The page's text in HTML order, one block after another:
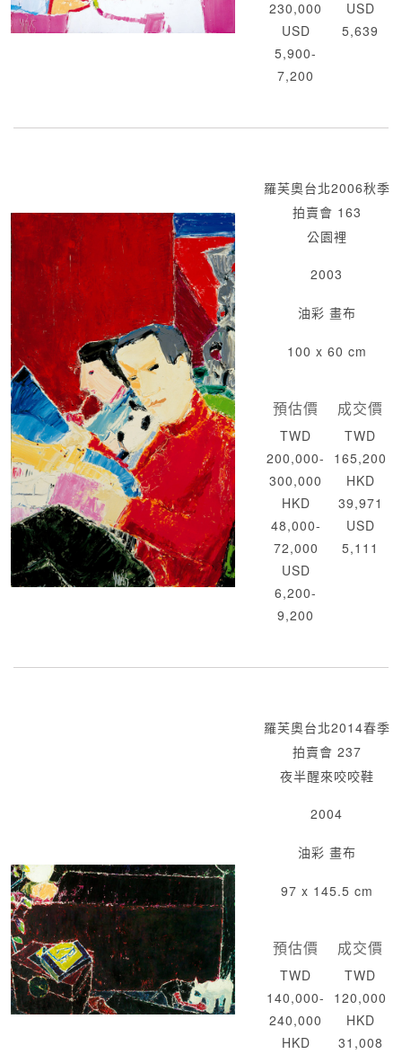
230,000
USD
5,900-
7,200
USD
5,639
羅芙奧台北2006秋季
拍賣會 163
公園裡
2003
油彩 畫布
100 x 60 cm
預估價
TWD
200,000-
300,000
HKD
48,000-
72,000
USD
6,200-
9,200
成交價
TWD
165,200
HKD
39,971
USD
5,111
羅芙奧台北2014春季
拍賣會 237
夜半醒來咬咬鞋
2004
油彩 畫布
97 x 145.5 cm
預估價
TWD
140,000-
240,000
HKD
成交價
TWD
120,000
HKD
31,008